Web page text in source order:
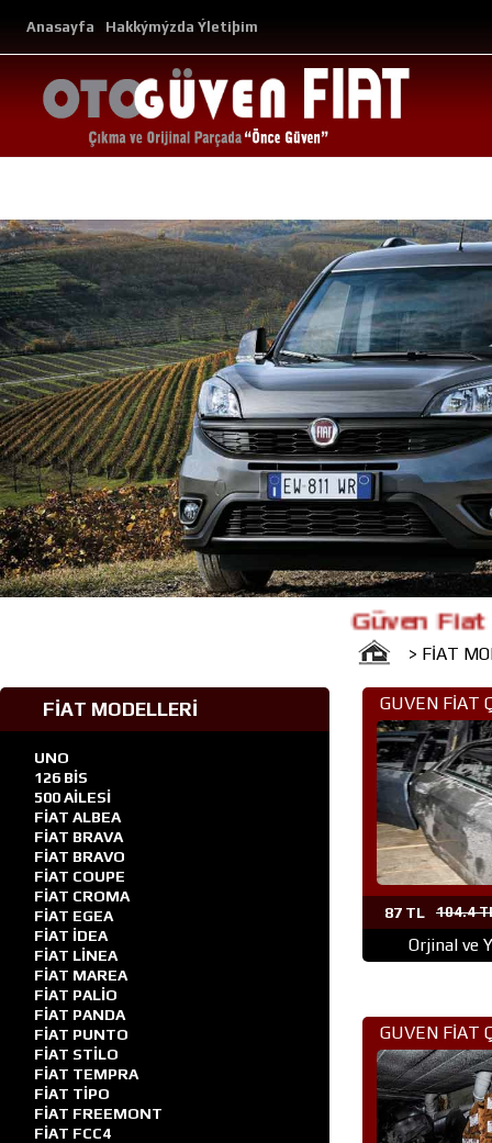
Anasayfa Hakkýmýzda Ýletiþim
Güven Fiat
FİAT MODELLERİ
UNO
126 BİS
500 AİLESİ
FİAT ALBEA
FİAT BRAVA
FİAT BRAVO
FİAT COUPE
FİAT CROMA
FİAT EGEA
FİAT İDEA
FİAT LİNEA
FİAT MAREA
FİAT PALİO
FİAT PANDA
FİAT PUNTO
FİAT STİLO
FİAT TEMPRA
FİAT TİPO
FİAT FREEMONT
FİAT FCC4
> FİAT
GUVEN FİAT
PARÇA
87 TL 104.4
Orjinal ve
GUVEN FİAT
PARÇA